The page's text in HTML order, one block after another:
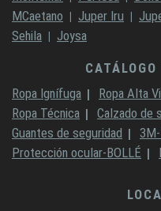
MCaetano
Juper Iru
Sehila
Joysa
Ropa Ignífuga
Ropa Alta
Ropa Técnica
Calzado de
Guantes de seguridad
Protección ocular-BOLLÉ